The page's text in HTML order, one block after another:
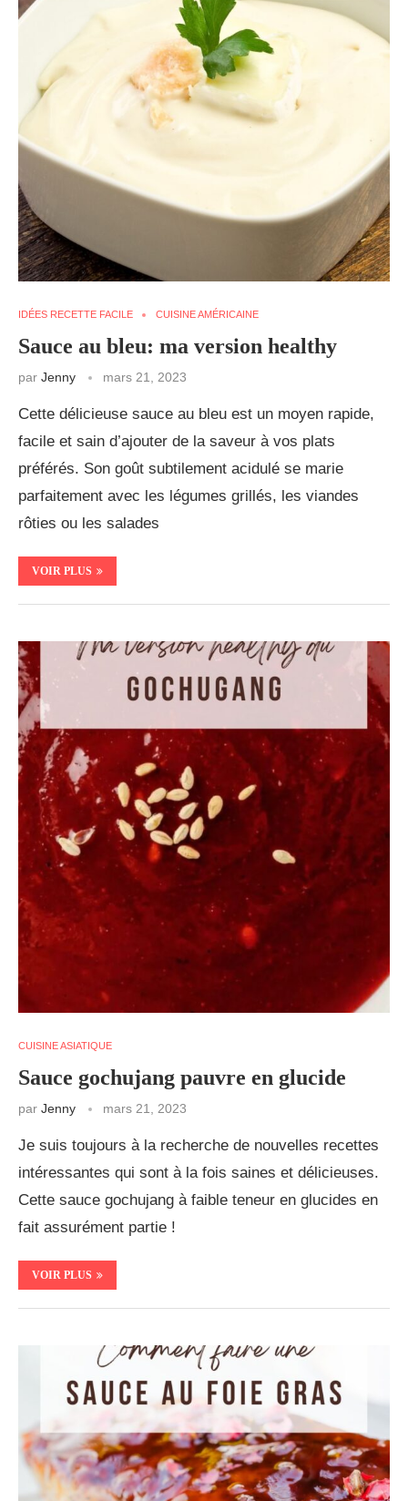
IDÉES RECETTE FACILE CUISINE AMÉRICAINE
Sauce au bleu: ma version healthy
par Jenny mars 21, 2023
Cette délicieuse sauce au bleu est un moyen rapide,
facile et sain d’ajouter de la saveur à vos plats
préférés. Son goût subtilement acidulé se marie
parfaitement avec les légumes grillés, les viandes
rôties ou les salades
VOIR PLUS
CUISINE ASIATIQUE
Sauce gochujang pauvre en glucide
par Jenny mars 21, 2023
Je suis toujours à la recherche de nouvelles recettes
intéressantes qui sont à la fois saines et délicieuses.
Cette sauce gochujang à faible teneur en glucides en
fait assurément partie !
VOIR PLUS